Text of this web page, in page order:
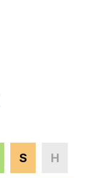
S H